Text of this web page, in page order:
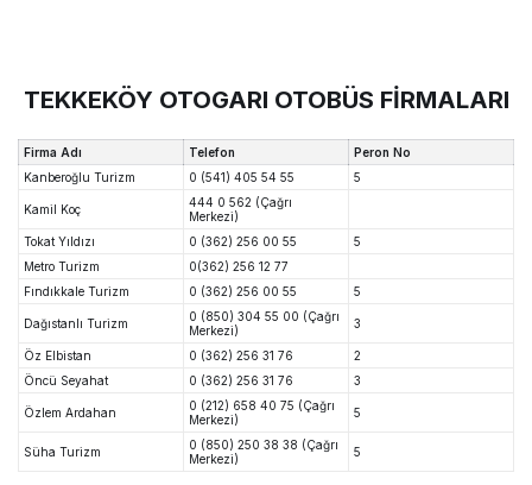
TEKKEKÖY OTOGARI OTOBÜS FİRMALARI
Firma Adı Telefon
Peron No
Kanberoğlu Turizm
0 (541) 405 54 55 5
Kamil Koç
444 0 562 (Çağrı
Merkezi)
Tokat Yıldızı
0 (362) 256 00 55
5
Metro Turizm
0(362) 256 12 77
Fındıkkale Turizm
0 (362) 256 00 55 5
Dağıstanlı Turizm
0 (850) 304 55 00 (Çağrı
Merkezi)
3
Öz Elbistan 0 (362) 256 31 76
2
Öncü Seyahat
0 (362) 256 31 76 3
Özlem Ardahan
0 (212) 658 40 75 (Çağrı
Merkezi)
5
Süha Turizm
0 (850) 250 38 38 (Çağrı
Merkezi)
5